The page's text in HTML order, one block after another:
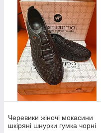
Черевики жіночі мокасини
шкіряні шнурки гумка чорні